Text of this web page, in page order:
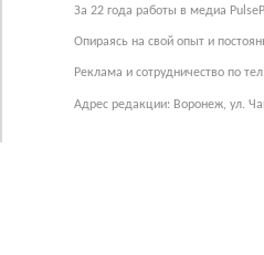
За 22 года работы в медиа
Опираясь на свой опыт и
Реклама и сотрудничество по
Адрес редакции: Воронеж, ул.